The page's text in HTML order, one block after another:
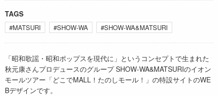
TAGS
#MATSURI #SHOW-WA #SHOW-WA&MATSURI
「昭和歌謡・昭和ポップスを現代に」というコンセプトで生まれた
秋元康さんプロデュースのグループ SHOW-WA&MATSURIのイオン
モールツアー「どこでMALL！たのしモール！」の特設サイトのWE
Bデザインです。